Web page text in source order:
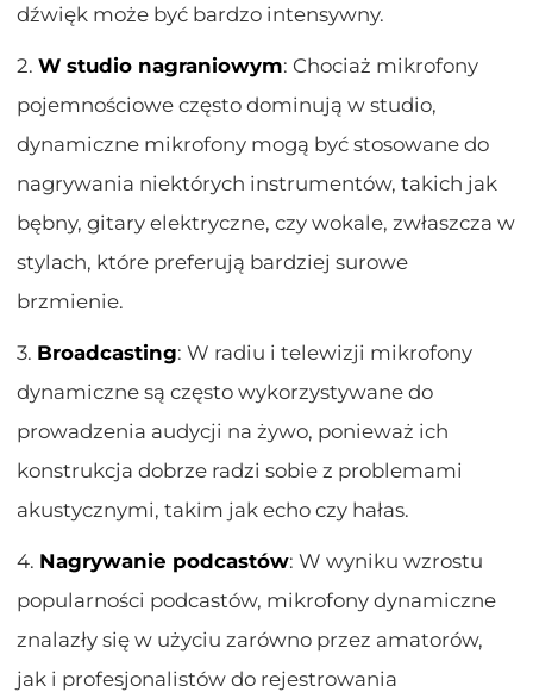
dźwięk może być bardzo intensywny.
2.W studio nagraniowym: Chociaż mikrofony
pojemnościowe często dominują w studio,
dynamiczne mikrofony mogą być stosowane do
nagrywania niektórych instrumentów, takich jak
bębny, gitary elektryczne, czy wokale, zwłaszcza w
stylach, które preferują bardziej surowe
brzmienie.
3. Broadcasting: W radiu i telewizji mikrofony
dynamiczne są często wykorzystywane do
prowadzenia audycji na żywo, ponieważ ich
konstrukcja dobrze radzi sobie z problemami
akustycznymi, takim jak echo czy hałas.
4. Nagrywanie podcastów: W wyniku wzrostu
popularności podcastów, mikrofony dynamiczne
znalazły się w użyciu zarówno przez amatorów,
jak i profesjonalistów do rejestrowania